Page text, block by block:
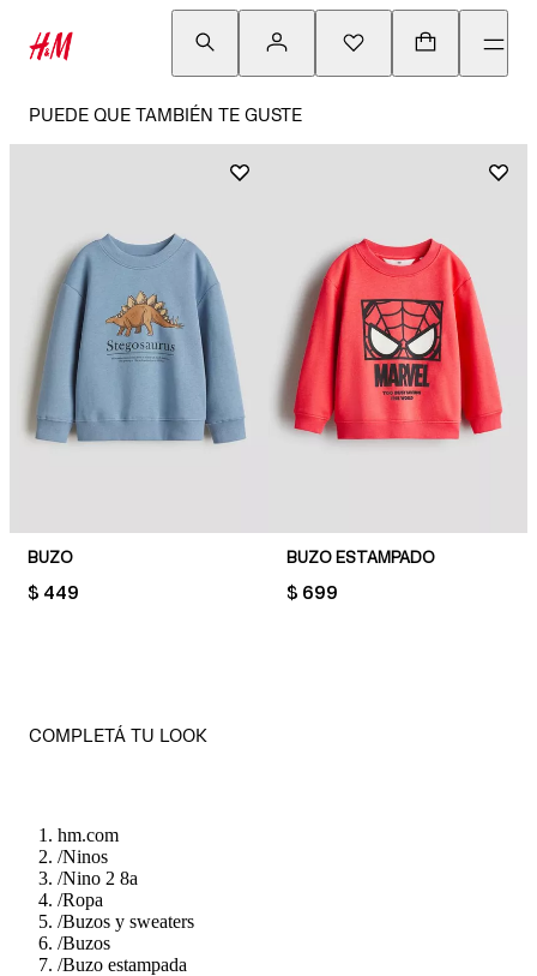
PUEDE QUE TAMBIÉN TE GUSTE
BUZO
PRICE:
$ 449
BUZO ESTAMPADO
PRICE:
$ 699
COMPLETÁ TU LOOK
hm.com
/Ninos
/Nino 2 8a
/Ropa
/Buzos y sweaters
/Buzos
/Buzo estampada